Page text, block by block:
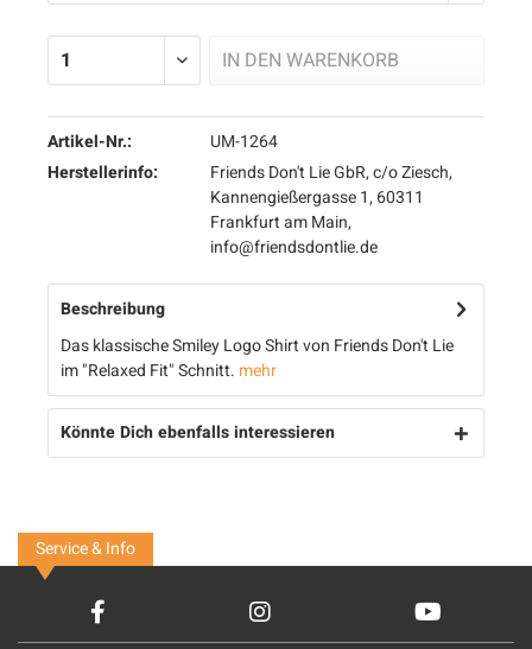
IN DEN WARENKORB
Artikel-Nr.:
UM-1264
Herstellerinfo:
Friends Don't Lie GbR, c/o Ziesch,
Kannengießergasse 1, 60311
Frankfurt am Main,
info@friendsdontlie.de
Beschreibung
Das klassische Smiley Logo Shirt von Friends Don't Lie
im "Relaxed Fit" Schnitt. mehr
Könnte Dich ebenfalls interessieren
Service & Info